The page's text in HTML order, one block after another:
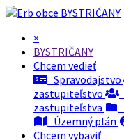
BYSTRIČANY
×
BYSTRIČANY
Chcem vedieť
Spravodajstvo
zastupiteľstvo
zastupiteľstva
Územný plán
Chcem vybaviť